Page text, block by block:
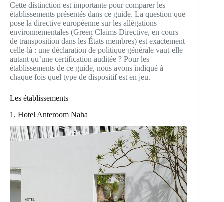
Cette distinction est importante pour comparer les
établissements présentés dans ce guide. La question que
pose la directive européenne sur les allégations
environnementales (Green Claims Directive, en cours
de transposition dans les États membres) est exactement
celle-là : une déclaration de politique générale vaut-elle
autant qu’une certification auditée ? Pour les
établissements de ce guide, nous avons indiqué à
chaque fois quel type de dispositif est en jeu.
Les établissements
1. Hotel Anteroom Naha